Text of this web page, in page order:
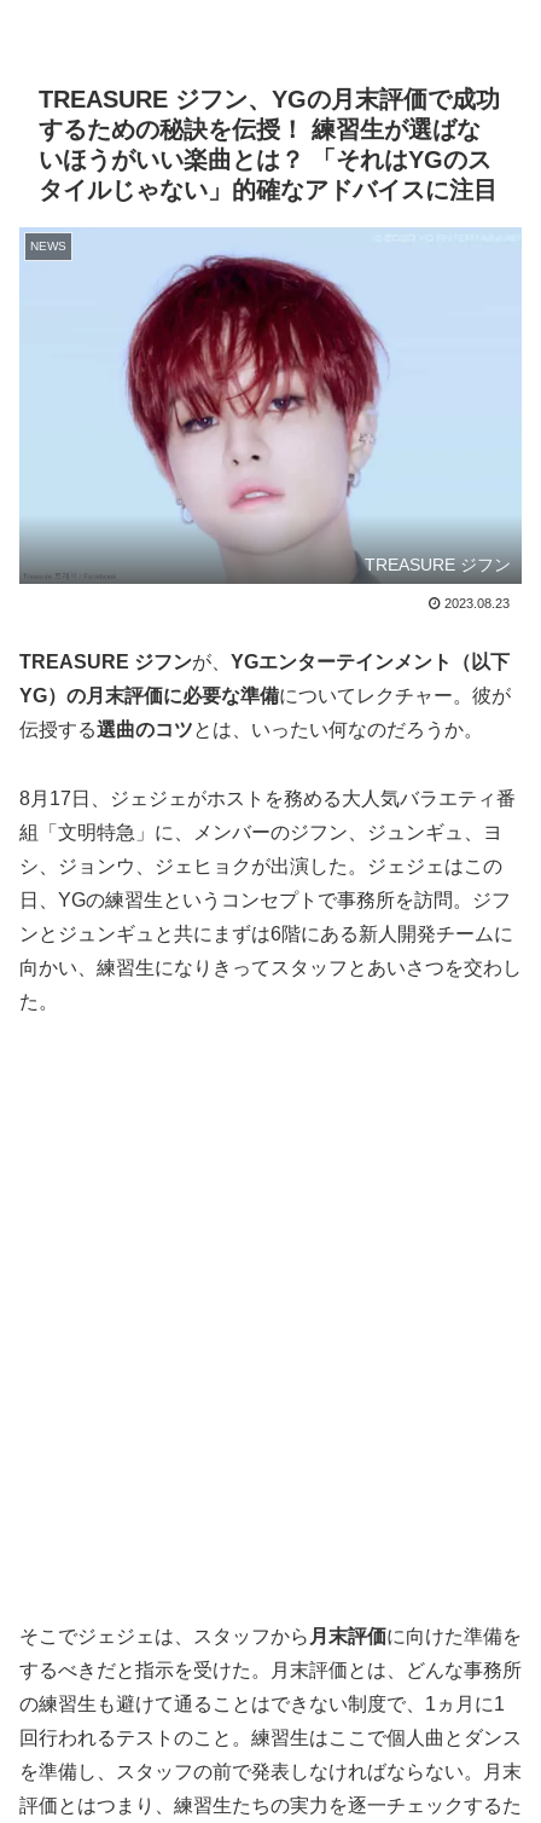
TREASURE ジフン、YGの月末評価で成功
するための秘訣を伝授！ 練習生が選ばな
いほうがいい楽曲とは？ 「それはYGのス
タイルじゃない」的確なアドバイスに注目
NEWS
TREASURE ジフン
2023.08.23
TREASURE ジフンが、 YGエンターテインメント（以下
YG）の月末評価に必要な準備についてレクチャー。彼が
伝授する選曲のコツとは、いったい何なのだろうか。
8月17日、ジェジェがホストを務める大人気バラエティ番
組「文明特急」に、メンバーのジフン、ジュンギュ、ヨ
シ、ジョンウ、ジェヒョクが出演した。ジェジェはこの
日、YGの練習生というコンセプトで事務所を訪問。ジフ
ンとジュンギュと共にまずは6階にある新人開発チームに
向かい、練習生になりきってスタッフとあいさつを交わし
た。
そこでジェジェは、スタッフから 月末評価に向けた準備を
するべきだと指示を受けた。月末評価とは、どんな事務所
の練習生も避けて通ることはできない制度で、1ヵ月に1
回行われるテストのこと。練習生はここで個人曲とダンス
を準備し、スタッフの前で発表しなければならない。月末
評価とはつまり、練習生たちの実力を逐一チェックするた